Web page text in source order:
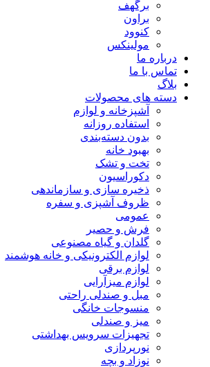
برگهف
براون
کنوود
مولینکس
درباره ما
تماس با ما
بلاگ
دسته های محصولات
آشپزخانه و لوازم
استفاده روزانه
بدون دسته‌بندی
بهبود خانه
تخت و تشک
دکوراسیون
ذخیره سازی و سازماندهی
ظروف آشپزی و سفره
عمومی
فرش و حصیر
گلدان و گیاه مصنوعی
لوازم الکترونیکی و خانه هوشمند
لوازم برقی
لوازم میزآرایی
مبل و صندلی راحتی
منسوجات خانگی
میز و صندلی
تجهیزات سرویس بهداشتی
نورپردازی
نوزاد و بچه